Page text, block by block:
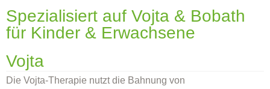
Spezialisiert auf Vojta & Bobath
für Kinder & Erwachsene
Vojta
Die Vojta-Therapie nutzt die Bahnung von